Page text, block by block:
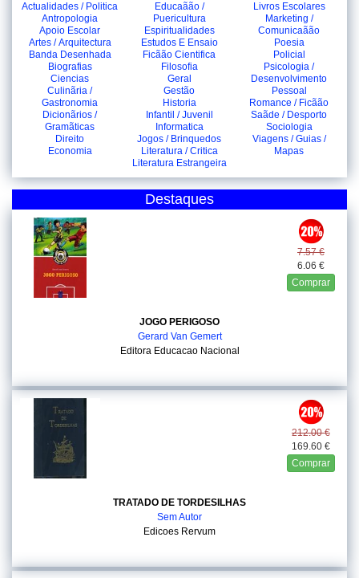
Actualidades / Politica
Antropologia
Apoio Escolar
Artes / Arquitectura
Banda Desenhada
Biografias
Ciencias
Culinãria /
Gastronomia
Dicionãrios /
Gramãticas
Direito
Economia
Educaãão /
Puericultura
Espiritualidades
Estudos E Ensaio
Ficãão Cientifica
Filosofia
Geral
Gestão
Historia
Infantil / Juvenil
Informatica
Jogos / Brinquedos
Literatura / Critica
Literatura Estrangeira
Livros Escolares
Marketing /
Comunicaãão
Poesia
Policial
Psicologia /
Desenvolvimento
Pessoal
Romance / Ficãão
Saãde / Desporto
Sociologia
Viagens / Guias /
Mapas
Destaques
7.57 €
6.06 €
Comprar
JOGO PERIGOSO
Gerard Van Gemert
Editora Educacao Nacional
212.00 €
169.60 €
Comprar
TRATADO DE TORDESILHAS
Sem Autor
Edicoes Rervum